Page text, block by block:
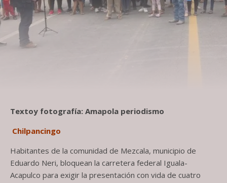
Textoy fotografía: Amapola periodismo
Chilpancingo
Habitantes de la comunidad de Mezcala, municipio de
Eduardo Neri, bloquean la carretera federal Iguala-
Acapulco para exigir la presentación con vida de cuatro